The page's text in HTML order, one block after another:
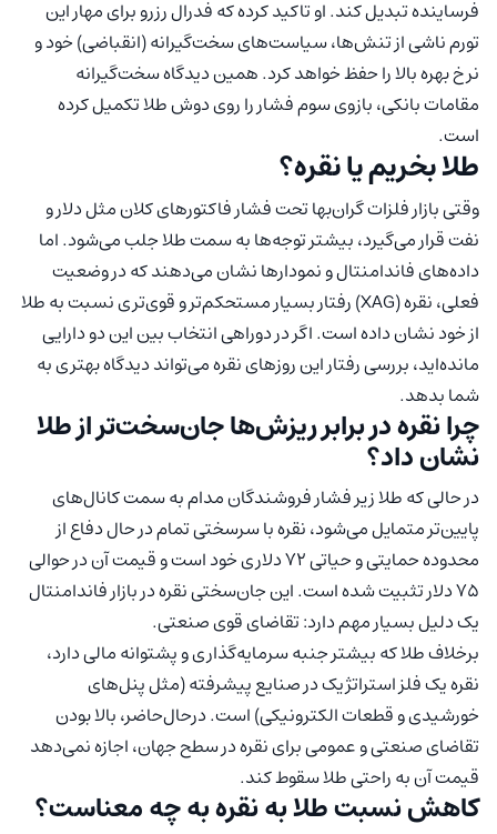
فرساینده تبدیل کند. او تاکید کرده که فدرال رزرو برای مهار این
تورم ناشی از تنش‌ها، سیاست‌های سخت‌گیرانه (انقباضی) خود و
نرخ بهره بالا را حفظ خواهد کرد. همین دیدگاه سخت‌گیرانه
مقامات بانکی، بازوی سوم فشار را روی دوش طلا تکمیل کرده
است.
طلا بخریم یا نقره؟
وقتی بازار فلزات گران‌بها تحت فشار فاکتورهای کلان مثل دلار و
نفت قرار می‌گیرد، بیشتر توجه‌ها به سمت طلا جلب می‌شود. اما
داده‌های فاندامنتال و نمودارها نشان می‌دهند که در وضعیت
فعلی، نقره (XAG) رفتار بسیار مستحکم‌تر و قوی‌تری نسبت به طلا
از خود نشان داده است. اگر در دوراهی انتخاب بین این دو دارایی
مانده‌اید، بررسی رفتار این روزهای نقره می‌تواند دیدگاه بهتری به
شما بدهد.
چرا نقره در برابر ریزش‌ها جان‌سخت‌تر از طلا
نشان داد؟
در حالی که طلا زیر فشار فروشندگان مدام به سمت کانال‌های
پایین‌تر متمایل می‌شود، نقره با سرسختی تمام در حال دفاع از
محدوده حمایتی و حیاتی ۷۲ دلاری خود است و قیمت آن در حوالی
۷۵ دلار تثبیت شده است. این جان‌سختی نقره در بازار فاندامنتال
یک دلیل بسیار مهم دارد: تقاضای قوی صنعتی.
برخلاف طلا که بیشتر جنبه سرمایه‌گذاری و پشتوانه مالی دارد،
نقره یک فلز استراتژیک در صنایع پیشرفته (مثل پنل‌های
خورشیدی و قطعات الکترونیکی) است. در‌حال‌حاضر، بالا بودن
تقاضای صنعتی و عمومی برای نقره در سطح جهان، اجازه نمی‌دهد
قیمت آن به راحتی طلا سقوط کند.
کاهش نسبت طلا به نقره به چه معناست؟